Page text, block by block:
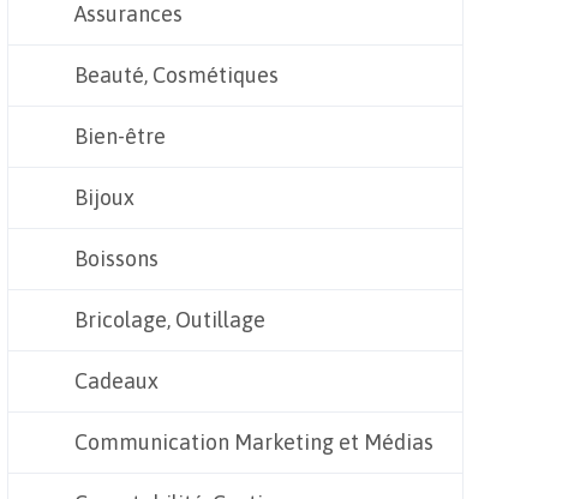
Assurances
Beauté, Cosmétiques
Bien-être
Bijoux
Boissons
Bricolage, Outillage
Cadeaux
Communication Marketing et Médias